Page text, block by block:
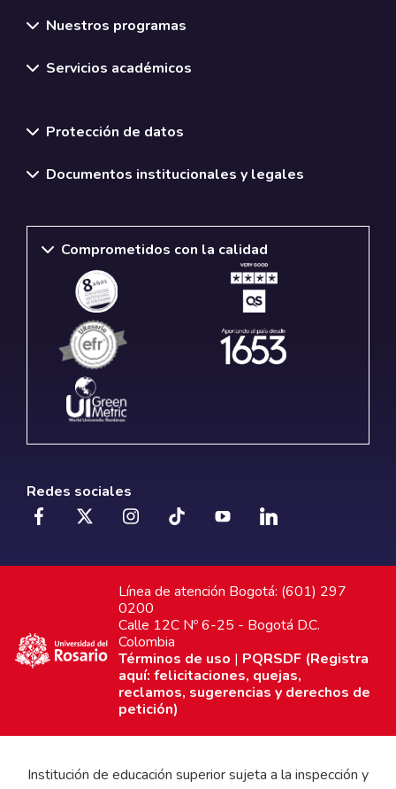
Nuestros programas
Servicios académicos
Protección de datos
Documentos institucionales y legales
Comprometidos con la calidad
Redes sociales
Línea de atención Bogotá: (601) 297
0200
Calle 12C Nº 6-25 - Bogotá D.C.
Colombia
Términos de uso | PQRSDF (Registra
aquí: felicitaciones, quejas,
reclamos, sugerencias y derechos de
petición)
Institución de educación superior sujeta a la inspección y